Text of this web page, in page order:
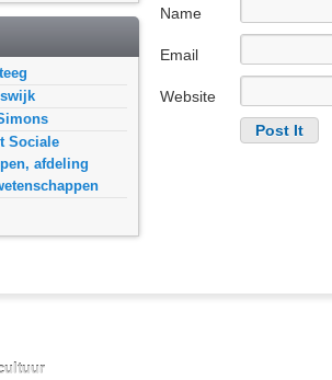
Name
Email
Website
Sociale
afdeling